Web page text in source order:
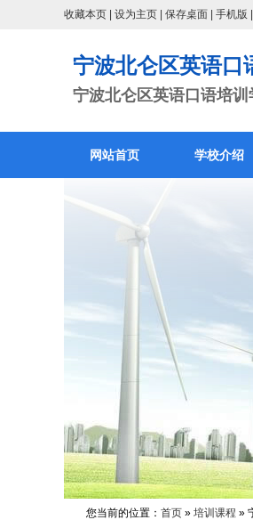
收藏本页 设为主页 保存桌面 手机版
宁波北仑区英语口
宁波北仑区英语口语培
网站首页 学校介绍
您当前的位置： 首页 » 培训课程 »